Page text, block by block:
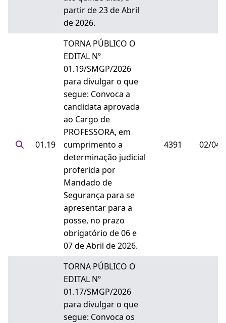
partir de 23 de Abril
de 2026.
01.19
TORNA PÚBLICO O
EDITAL Nº
01.19/SMGP/2026
para divulgar o que
segue: Convoca a
candidata aprovada
ao Cargo de
PROFESSORA, em
cumprimento a
determinação judicial
proferida por
Mandado de
Segurança para se
apresentar para a
posse, no prazo
obrigatório de 06 e
07 de Abril de 2026.
4391 02/04/
TORNA PÚBLICO O
EDITAL Nº
01.17/SMGP/2026
para divulgar o que
segue: Convoca os